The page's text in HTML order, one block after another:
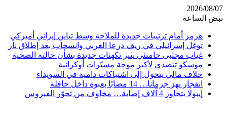
2026/08/07
نبض الساعة
هرمز أمام ترتيبات جديدة للملاحة وسط تباين إيراني أميركي
توغل إسرائيلي في ريف درعا الغربي وانسحاب بعد إطلاق نار
غياب مجتبى خامنئي يثير تكهنات جديدة بشأن حالته الصحية
موسكو تتصدى لأكبر موجة مسيّرات أوكرانية
خلاف مالي يتحول إلى اشتباكات دامية في السويداء
انفجار يهز جرمانا… 14 مصابًا بعبوة داخل حافلة
إيبولا يتجاوز 4 آلاف إصابة… مخاوف من تحوّر الفيروس